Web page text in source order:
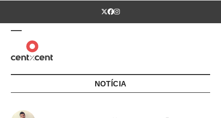
Twitter
Facebook
Instagram
Open
mobile
menu
Close
mobile
menu
NOTÍCIA